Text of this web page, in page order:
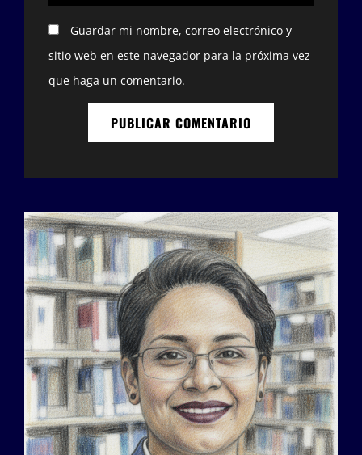
Guardar mi nombre, correo electrónico y
sitio web en este navegador para la próxima vez
que haga un comentario.